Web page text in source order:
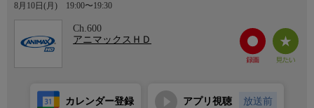
8月10日(月) 19:00〜19:30
Ch.600
アニマックスＨＤ
カレンダー登録 アプリ視聴 放送前